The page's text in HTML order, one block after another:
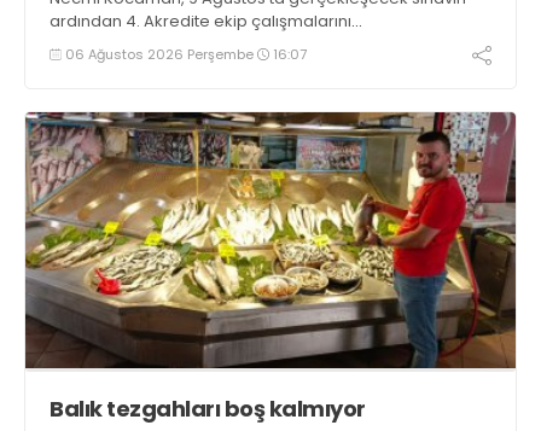
ardından 4. Akredite ekip çalışmalarını
tamamlayacaklarını ifade ederek açıklamalarda
bulundu. Kocaman, “Gölcük’te ve Kocaeli genelinde ses
06 Ağustos 2026 Perşembe 16:07
Balık tezgahları boş kalmıyor